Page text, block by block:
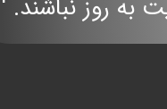
به روز نباشند. '​​​​​​​​​​​​​​